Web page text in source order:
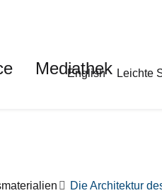
Meta-
English Leichte
Mediathek
Die Architektur